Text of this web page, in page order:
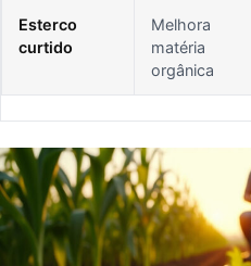
Esterco
curtido
Melhora
matéria
orgânica